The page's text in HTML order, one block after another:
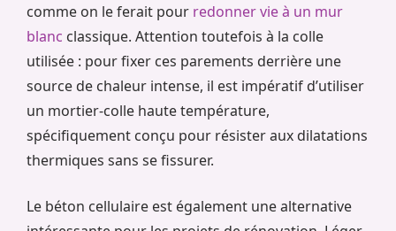
comme on le ferait pour redonner vie à un mur
blanc classique. Attention toutefois à la colle
utilisée : pour fixer ces parements derrière une
source de chaleur intense, il est impératif d’utiliser
un mortier-colle haute température,
spécifiquement conçu pour résister aux dilatations
thermiques sans se fissurer.
Le béton cellulaire est également une alternative